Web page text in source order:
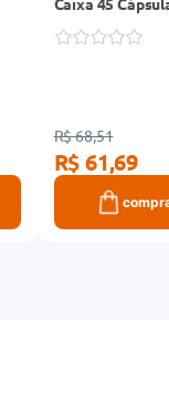
R$ 68,51
R$ 61,69